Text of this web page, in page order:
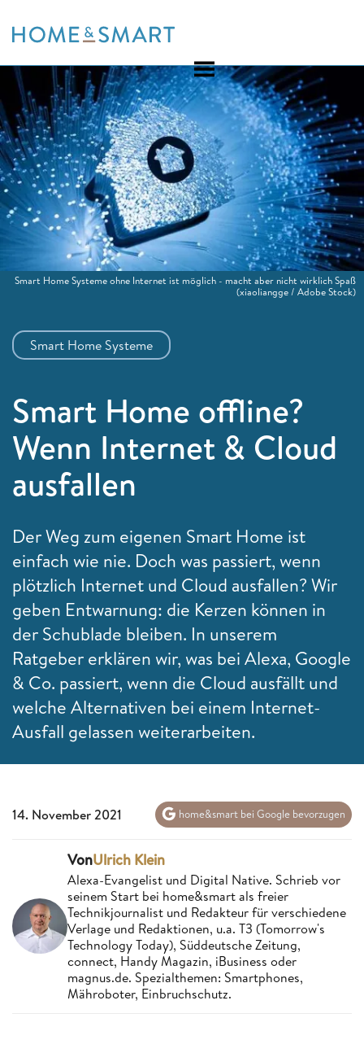
to
Smart Home Systeme
Smart Home offline?
Wenn Internet & Cloud
ausfallen
Der Weg zum eigenen Smart Home ist
einfach wie nie. Doch was passiert, wenn
plötzlich Internet und Cloud ausfallen? Wir
geben Entwarnung: die Kerzen können in
der Schublade bleiben. In unserem
Ratgeber erklären wir, was bei Alexa, Google
& Co. passiert, wenn die Cloud ausfällt und
welche Alternativen bei einem Internet-
Ausfall gelassen weiterarbeiten.
Smart Home Systeme ohne Internet ist möglich - macht aber nicht wirklich Spaß
(xiaoliangge / Adobe Stock)
14. November 2021 home&smart bei Google bevorzugen
VonUlrich Klein
Alexa-Evangelist und Digital Native. Schrieb vor
seinem Start bei home&smart als freier
Technikjournalist und Redakteur für verschiedene
Verlage und Redaktionen, u.a. T3 (Tomorrow's
Technology Today), Süddeutsche Zeitung,
connect, Handy Magazin, iBusiness oder
magnus.de. Spezialthemen: Smartphones,
Mähroboter, Einbruchschutz.